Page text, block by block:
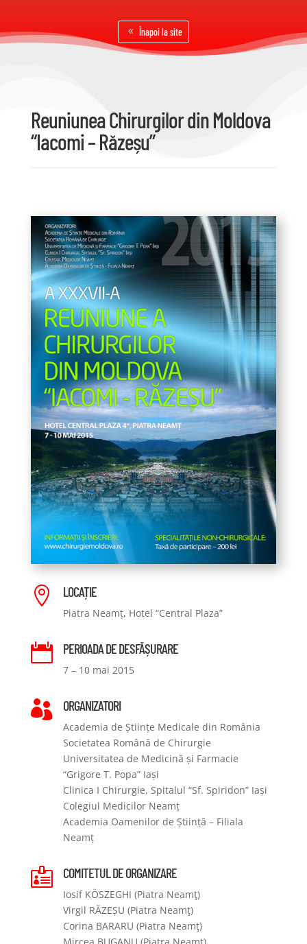
Înapoi la site
Reuniunea Chirurgilor din Moldova
“Iacomi – Răzeșu”
 LOCAȚIE
Piatra Neamț, Hotel “Central Plaza”
 PERIOADA DE DESFĂȘURARE
7 – 10 mai 2015
 ORGANIZATORI
Academia de Științe Medicale din România
Societatea Română de Chirurgie
Universitatea de Medicină și Farmacie
“Grigore T. Popa” Iași
Clinica I Chirurgie, Spitalul “Sf. Spiridon” Iași
Colegiul Medicilor Neamț
Academia Oamenilor de Știință – Filiala
Neamț
 COMITETUL DE ORGANIZARE
Iosif KÖSZEGHI (Piatra Neamţ)
Virgil RĂZEȘU (Piatra Neamţ)
Corina BARARU (Piatra Neamţ)